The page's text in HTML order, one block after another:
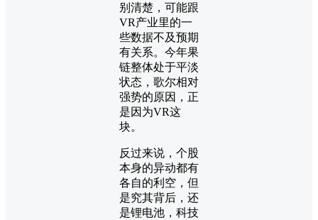
别清楚，可能跟
VR产业里的一
些数据不及预期
有关系。今年果
链整体处于平淡
状态，歌尔相对
强势的原因，正
是因为VR这
块。
反过来说，个股
本身的异动都有
各自的利空，但
是究其背后，还
是锂电池，科技